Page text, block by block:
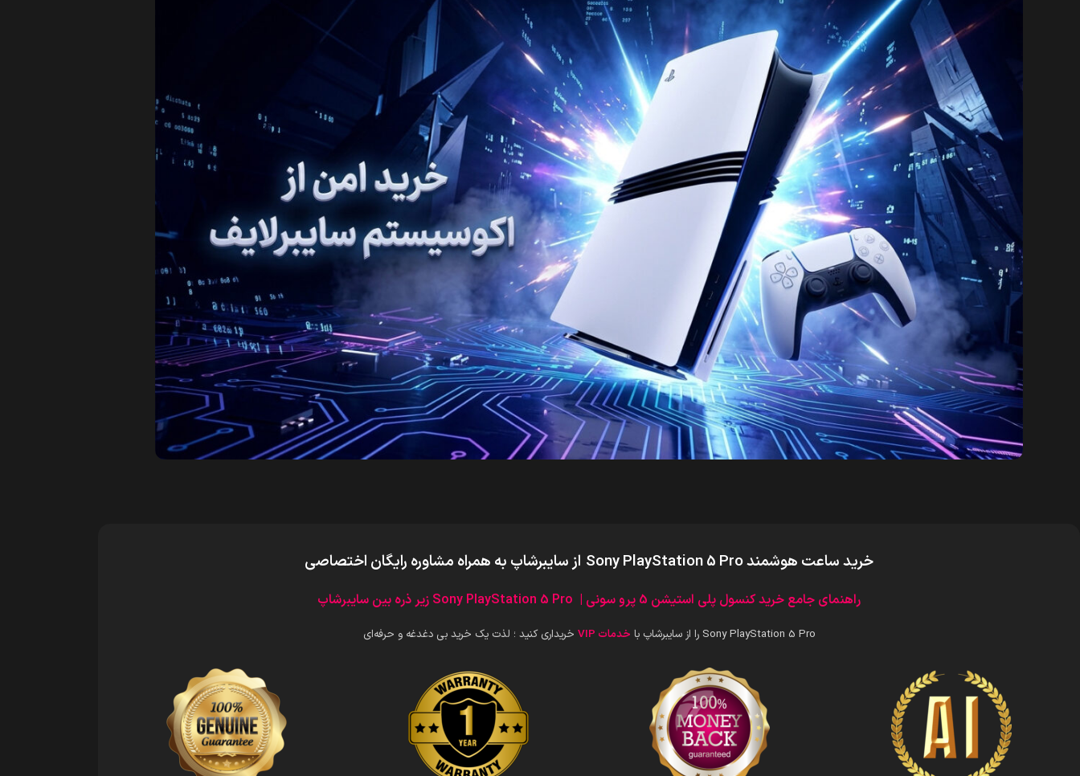
خرید ساعت هوشمند Sony PlayStation 5 Pro از سایبرشاپ به همراه مشاوره رایگان اختصاصی
راهنمای جامع خرید کنسول پلی استیشن 5 پرو سونی | Sony PlayStation 5 Pro زیر ذره بین سایبرشاپ
Sony PlayStation 5 Pro را از سایبرشاپ با خدمات VIP خریداری کنید ؛ لذت یک خرید بی دغدغه و حرفه‌ای